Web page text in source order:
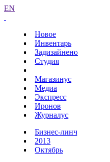
EN
Новое
Инвентарь
Задизайнено
Студия
Магазинус
Медиа
Экспресс
Иронов
Журналус
Бизнес-линч
2013
Октябрь